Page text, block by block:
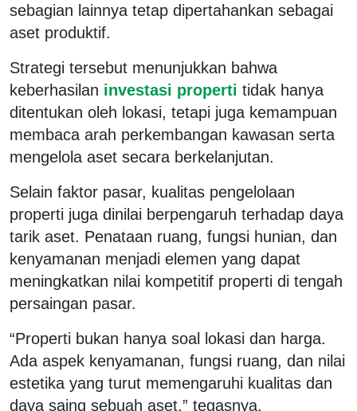
sebagian lainnya tetap dipertahankan sebagai
aset produktif.
Strategi tersebut menunjukkan bahwa
keberhasilan investasi properti tidak hanya
ditentukan oleh lokasi, tetapi juga kemampuan
membaca arah perkembangan kawasan serta
mengelola aset secara berkelanjutan.
Selain faktor pasar, kualitas pengelolaan
properti juga dinilai berpengaruh terhadap daya
tarik aset. Penataan ruang, fungsi hunian, dan
kenyamanan menjadi elemen yang dapat
meningkatkan nilai kompetitif properti di tengah
persaingan pasar.
“Properti bukan hanya soal lokasi dan harga.
Ada aspek kenyamanan, fungsi ruang, dan nilai
estetika yang turut memengaruhi kualitas dan
daya saing sebuah aset,” tegasnya.